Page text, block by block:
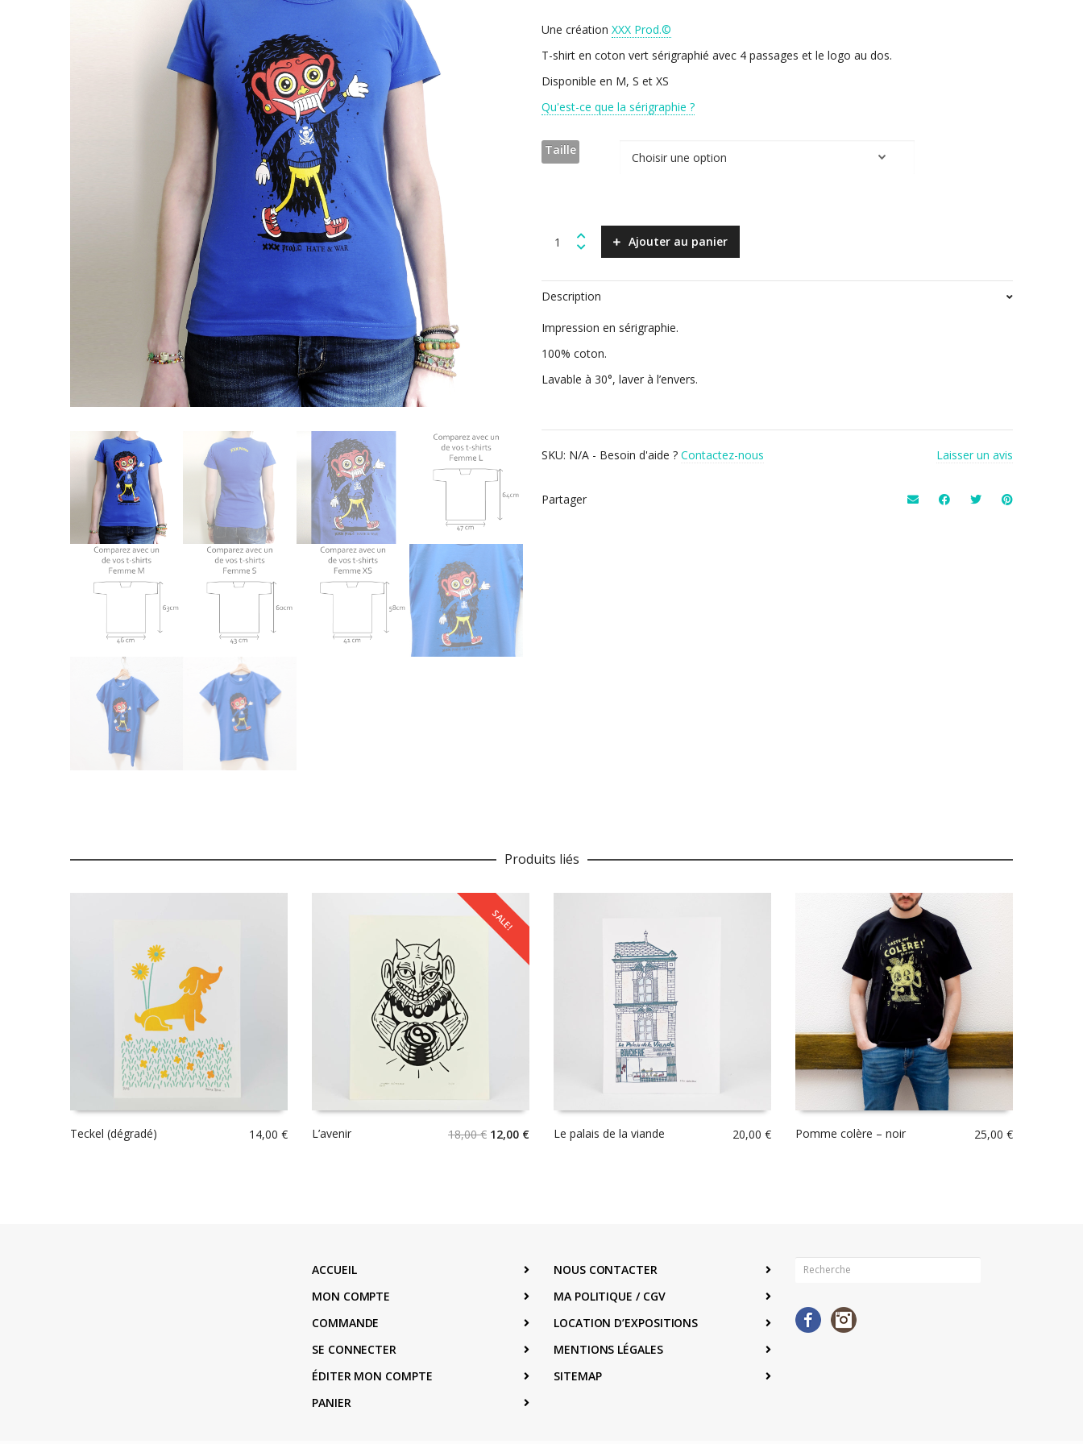
Une création XXX Prod.©
T-shirt en coton vert sérigraphié avec 4 passages et le logo au dos.
Disponible en M, S et XS
Qu'est-ce que la sérigraphie ?
Taille
-
Bleu
Femme
Ajouter au panier
Description
Impression en sérigraphie.
100% coton.
Lavable à 30°, laver à l’envers.
SKU: N/A - Besoin d'aide ? Contactez-nous Laisser un avis
Partager
Produits liés
Teckel (dégradé) 14,00 €
SALE!
L’avenir 18,00€ Le
12,00 €Le
Le palais de la viande 20,00 € Pomme colère – noir 25,00 €
ACCUEIL
MON COMPTE
COMMANDE
SE CONNECTER
ÉDITER MON COMPTE
PANIER
NOUS CONTACTER
MA POLITIQUE / CGV
LOCATION D’EXPOSITIONS
MENTIONS LÉGALES
SITEMAP
Facebook